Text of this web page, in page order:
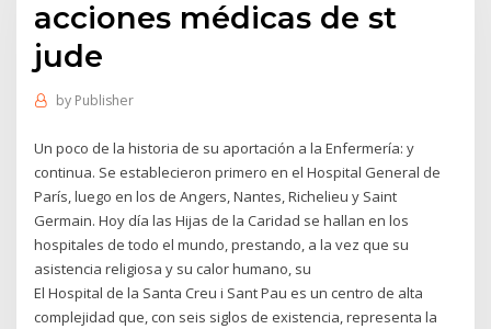
acciones médicas de st
jude
by Publisher
Un poco de la historia de su aportación a la Enfermería: y
continua. Se establecieron primero en el Hospital General de
París, luego en los de Angers, Nantes, Richelieu y Saint
Germain. Hoy día las Hijas de la Caridad se hallan en los
hospitales de todo el mundo, prestando, a la vez que su
asistencia religiosa y su calor humano, su
El Hospital de la Santa Creu i Sant Pau es un centro de alta
complejidad que, con seis siglos de existencia, representa la